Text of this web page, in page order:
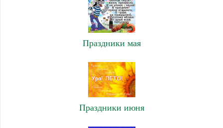
Праздники мая
Праздники июня